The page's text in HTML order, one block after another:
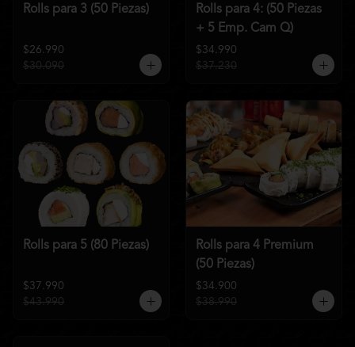
Rolls para 3 (50 Piezas)
$26.990
$30.090
Rolls para 4: (50 Piezas
+ 5 Emp. Cam Q)
$34.990
$37.230
Rolls para 5 (80 Piezas)
$37.990
$43.990
Rolls para 4 Premium
(50 Piezas)
$34.900
$38.990